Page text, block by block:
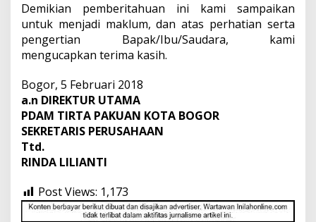
Demikian pemberitahuan ini kami sampaikan
untuk menjadi maklum, dan atas perhatian serta
pengertian Bapak/Ibu/Saudara, kami
mengucapkan terima kasih.
Bogor, 5 Februari 2018
a.n DIREKTUR UTAMA
PDAM TIRTA PAKUAN KOTA BOGOR
SEKRETARIS PERUSAHAAN
Ttd.
RINDA LILIANTI
Post Views: 1,173